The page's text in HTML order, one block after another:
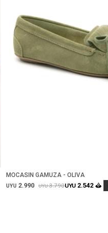
MOCASIN GAMUZA - OLIVA
UYU 2.990 UYU3.790UYU 2.542